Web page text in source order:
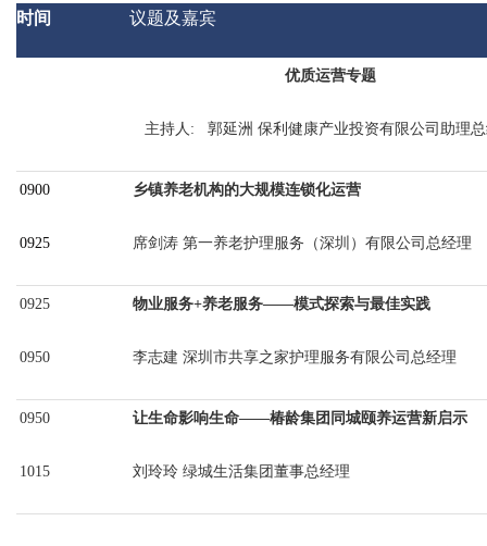
时间 议题及嘉宾
优质运营专题
主持人 : 郭延洲 保利健康产业投资有限公司助理
0900
0925
乡镇养老机构的大规模连锁化运营
席剑涛 第一养老护理服务（深圳）有限公司总经理
0925
0950
物业服务+养老服务——模式探索与最佳实践
李志建 深圳市共享之家护理服务有限公司总经理
0950
1015
让生命影响生命——椿龄集团同城颐养运营新启示
刘玲玲 绿城生活集团董事总经理